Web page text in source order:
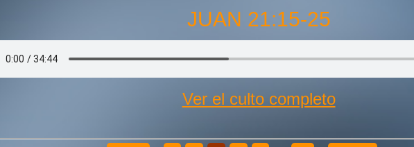
JUAN 21:15-25
Ver el culto completo